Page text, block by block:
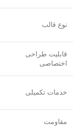
نوع قالب
قابلیت طراحی
اختصاصی
خدمات تکمیلی
مقاومت